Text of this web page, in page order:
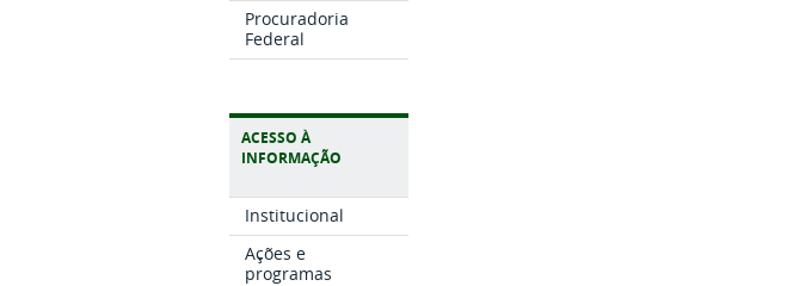
Procuradoria
Federal
ACESSO À
INFORMAÇÃO
Institucional
Ações e
programas